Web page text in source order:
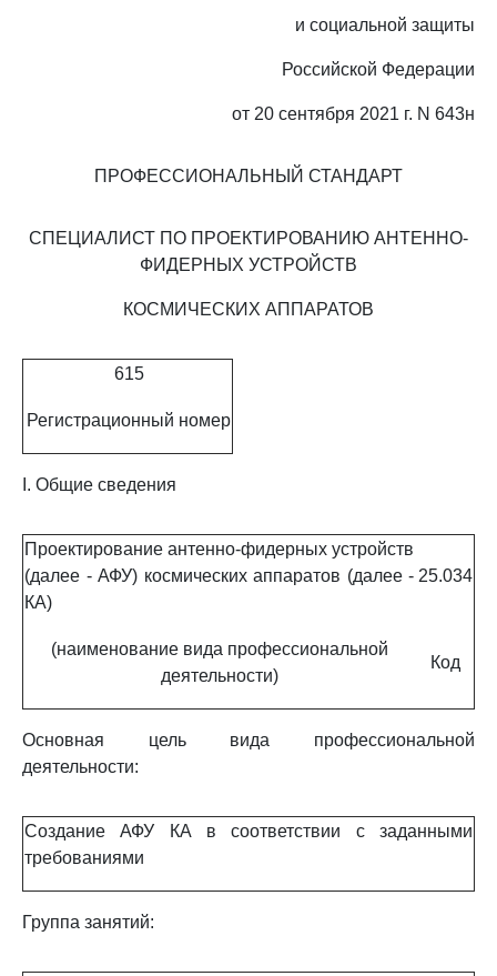
и социальной защиты
Российской Федерации
от 20 сентября 2021 г. N 643н
ПРОФЕССИОНАЛЬНЫЙ СТАНДАРТ
СПЕЦИАЛИСТ ПО ПРОЕКТИРОВАНИЮ АНТЕННО-
ФИДЕРНЫХ УСТРОЙСТВ
КОСМИЧЕСКИХ АППАРАТОВ
615
Регистрационный номер
I. Общие сведения
Проектирование антенно-фидерных устройств
(далее - АФУ) космических аппаратов (далее -
КА)
25.034
(наименование вида профессиональной
деятельности)
Код
Основная цель вида профессиональной
деятельности:
Создание АФУ КА в соответствии с заданными
требованиями
Группа занятий: